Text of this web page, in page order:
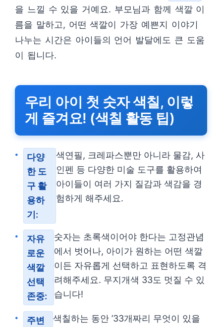
을 느낄 수 있을 거예요. 부모님과 함께 색깔 이
름을 말하고, 어떤 색깔이 가장 예쁜지 이야기
나누는 시간은 아이들의 언어 발달에도 큰 도움
이 됩니다.
우리 아이 첫 숫자 색칠, 이렇
게 즐겨요! (색칠 활동 팁)
다양
한 도
구 활
용하
기:
색연필, 크레파스뿐만 아니라 물감, 사
인펜 등 다양한 미술 도구를 활용하여
아이들이 여러 가지 질감과 색감을 경
험하게 해주세요.
자유
로운
색깔
선택
존중:
숫자는 초록색이어야 한다는 고정관념
에서 벗어나, 아이가 원하는 어떤 색깔
이든 자유롭게 선택하고 표현하도록 격
려해주세요. 무지개색 33도 멋질 수 있
습니다!
주변
색칠하는 동안 ’33개짜리 무엇이 있을